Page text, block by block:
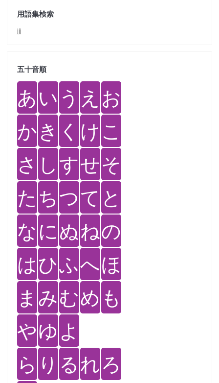
用語集検索
jjj
五十音順
あい う え お
かき く けこ
さ しすせそ
た ちつて と
なにぬねの
はひふへほ
ま みむめ も
やゆ よ
ら り るれろ